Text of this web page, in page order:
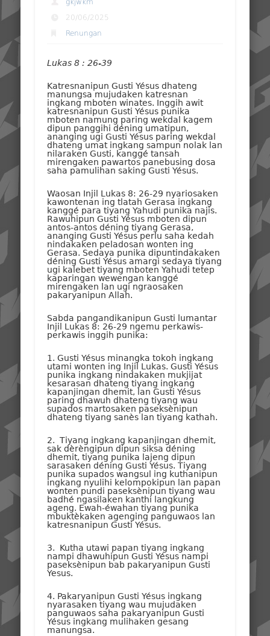
gkjwkm
20/06/2025
Renungan
Lukas 8 : 26-39
Katresnanipun Gusti Yésus dhateng
manungsa mujudaken katresnan
ingkang mboten winates. Inggih awit
katresnanipun Gusti Yésus punika
mboten namung paring wekdal kagem
dipun panggihi déning umatipun,
ananging ugi Gusti Yésus paring wekdal
dhateng umat ingkang sampun nolak lan
nilaraken Gusti, kanggé tansah
mirengaken pawartos panebusing dosa
saha pamulihan saking Gusti Yésus.
Waosan Injil Lukas 8: 26-29 nyariosaken
kawontenan ing tlatah Gerasa ingkang
kanggé para tiyang Yahudi punika najis.
Rawuhipun Gusti Yésus mboten dipun
antos-antos déning tiyang Gerasa,
ananging Gusti Yésus perlu saha kedah
nindakaken peladosan wonten ing
Gerasa. Sedaya punika dipuntindakaken
déning Gusti Yésus amargi sedaya tiyang
ugi kalebet tiyang mboten Yahudi tetep
kaparingan wewengan kanggé
mirengaken lan ugi ngraosaken
pakaryanipun Allah.
Sabda pangandikanipun Gusti lumantar
Injil Lukas 8: 26-29 ngemu perkawis-
perkawis inggih punika:
1. Gusti Yésus minangka tokoh ingkang
utami wonten ing Injil Lukas. Gusti Yésus
punika ingkang nindakaken mukjijat
kesarasan dhateng tiyang ingkang
kapanjingan dhemit, lan Gusti Yésus
paring dhawuh dhateng tiyang wau
supados martosaken paseksènipun
dhateng tiyang sanès lan tiyang kathah.
2. Tiyang ingkang kapanjingan dhemit,
sak dèrèngipun dipun siksa déning
dhemit, tiyang punika lajeng dipun
sarasaken déning Gusti Yésus. Tiyang
punika supados wangsul ing kuthanipun
ingkang nyulihi kelompokipun lan papan
wonten pundi paseksènipun tiyang wau
badhé ngasilaken kanthi langkung
ageng. Ewah-éwahan tiyang punika
mbuktèkaken agenging panguwaos lan
katresnanipun Gusti Yésus.
3. Kutha utawi papan tiyang ingkang
nampi dhawuhipun Gusti Yésus nampi
paseksènipun bab pakaryanipun Gusti
Yesus.
4. Pakaryanipun Gusti Yésus ingkang
nyarasaken tiyang wau mujudaken
panguwaos saha pakaryanipun Gusti
Yésus ingkang mulihaken gesang
manungsa.